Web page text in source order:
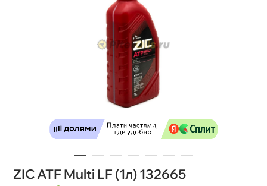
ZIC ATF Multi LF (1л) 132665